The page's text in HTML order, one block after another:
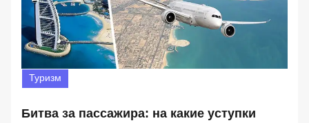
Туризм
Битва за пассажира: на какие уступки